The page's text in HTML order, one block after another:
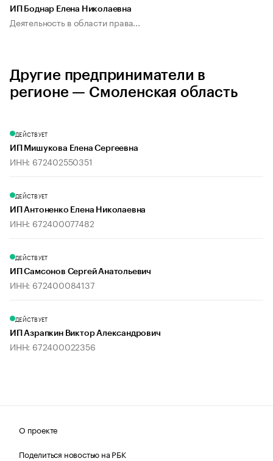
ИП Боднар Елена Николаевна
Деятельность в области права...
Другие предприниматели в
регионе — Смоленская область
ДЕЙСТВУЕТ
ИП Мишукова Елена Сергеевна
ИНН: 672402550351
ДЕЙСТВУЕТ
ИП Антоненко Елена Николаевна
ИНН: 672400077482
ДЕЙСТВУЕТ
ИП Самсонов Сергей Анатольевич
ИНН: 672400084137
ДЕЙСТВУЕТ
ИП Азрапкин Виктор Александрович
ИНН: 672400022356
О проекте
Поделиться новостью на РБК